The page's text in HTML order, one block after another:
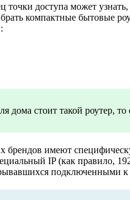
точки доступа может
компактные бытовые
дома стоит такой роутер,
брендов имеют
IP (как правило,
подключенными к